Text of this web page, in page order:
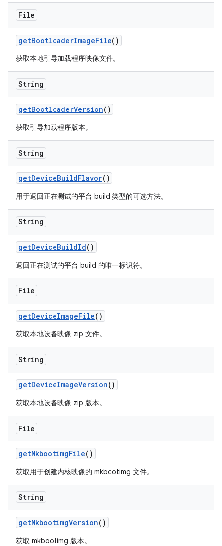
File
getBootloaderImageFile()
获取本地引导加载程序映像文件。
String
getBootloaderVersion()
获取引导加载程序版本。
String
getDeviceBuildFlavor()
用于返回正在测试的平台 build 类型的可选方法。
String
getDeviceBuildId()
返回正在测试的平台 build 的唯一标识符。
File
getDeviceImageFile()
获取本地设备映像 zip 文件。
String
getDeviceImageVersion()
获取本地设备映像 zip 版本。
File
getMkbootimgFile()
获取用于创建内核映像的 mkbootimg 文件。
String
getMkbootimgVersion()
获取 mkbootimg 版本。